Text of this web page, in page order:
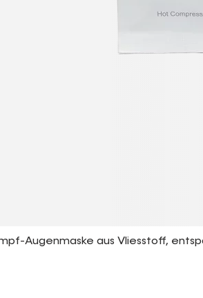
Augenmaske aus Vliesstoff,